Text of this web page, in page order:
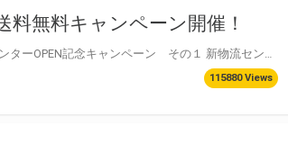
無料キャンペーン開催！
115880 Views